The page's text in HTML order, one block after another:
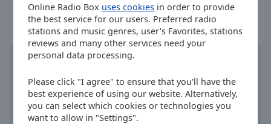
Online Radio Box uses cookies in order to provide
the best service for our users. Preferred radio
stations and music genres, user's Favorites, stations
reviews and many other services need your
personal data processing.
Please click "I agree" to ensure that you'll have the
best experience of using our website. Alternatively,
you can select which cookies or technologies you
want to allow in "Settings".
Family